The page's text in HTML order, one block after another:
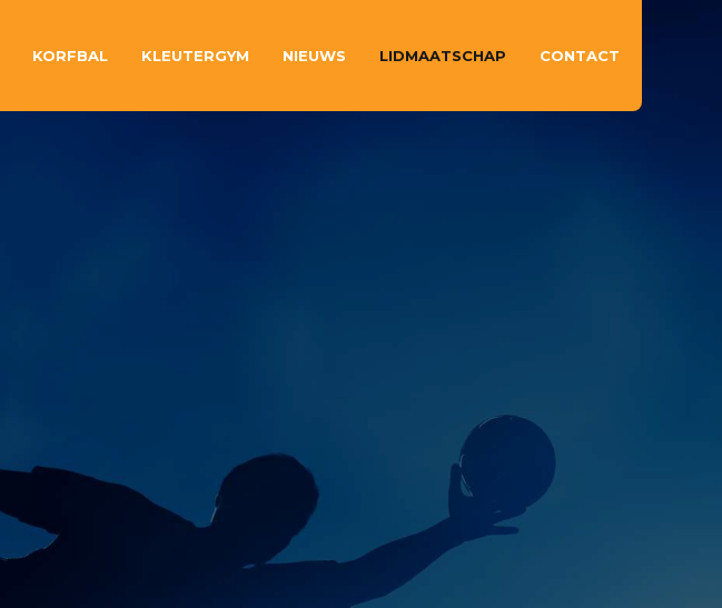
KORFBAL KLEUTERGYM NIEUWS LIDMAATSCHAP CONTACT